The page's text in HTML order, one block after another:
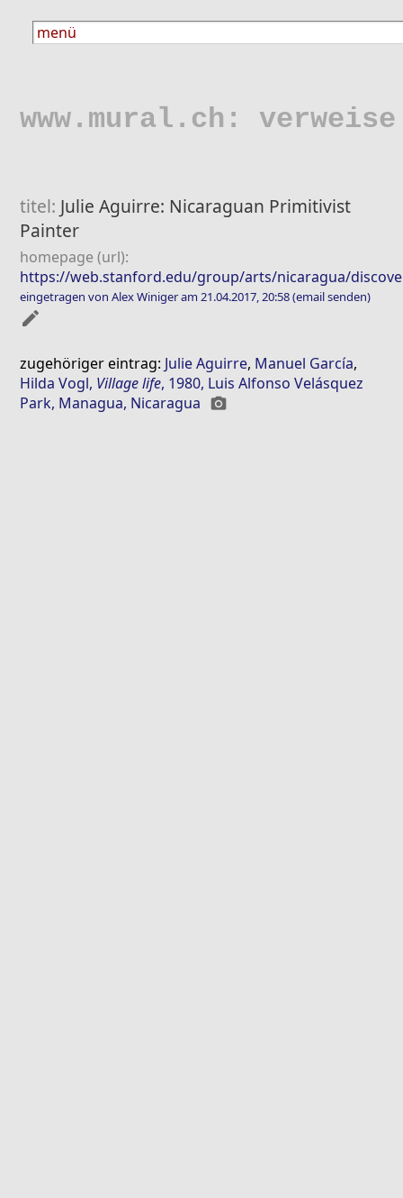
www.mural.ch: verweise
titel: Julie Aguirre: Nicaraguan Primitivist
Painter
homepage (url):
https://web.stanford.edu/group/arts/nicaragua/
eingetragen von Alex Winiger am 21.04.2017, 20:58(email senden)
mode_edit
zugehöriger eintrag: Julie Aguirre, Manuel García,
Hilda Vogl, Village life, 1980, Luis Alfonso Velásquez
Park, Managua, Nicaragua photo_camera